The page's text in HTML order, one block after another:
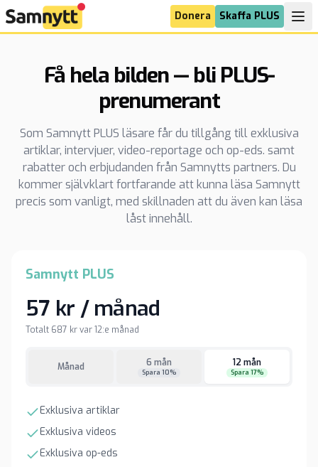
Donera Skaffa PLUS
Få hela bilden — bli PLUS-
prenumerant
Som Samnytt PLUS läsare får du tillgång till exklusiva
artiklar, intervjuer, video-reportage och op-eds. samt
rabatter och erbjudanden från Samnytts partners. Du
kommer självklart fortfarande att kunna läsa Samnytt
precis som vanligt, med skillnaden att du även kan läsa
låst innehåll.
Samnytt PLUS
57 kr / månad
Totalt 687 kr var 12:e månad
Månad 6 mån
Spara 10%
12 mån
Spara 17%
Exklusiva artiklar
Exklusiva videos
Exklusiva op-eds